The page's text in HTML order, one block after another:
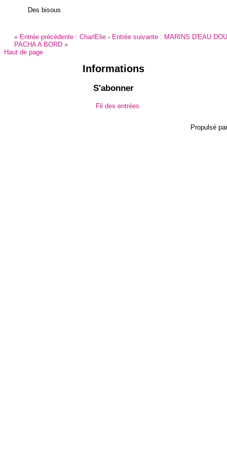
Des bisous
« Entrée précédente : CharlElie - Entrée suivante : MARINS D'EAU
PACHA A BORD »
Haut de page
Informations
S'abonner
Fil des entrées
Propulsé